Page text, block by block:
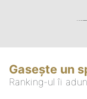
Gasește un
Ranking-ul îi